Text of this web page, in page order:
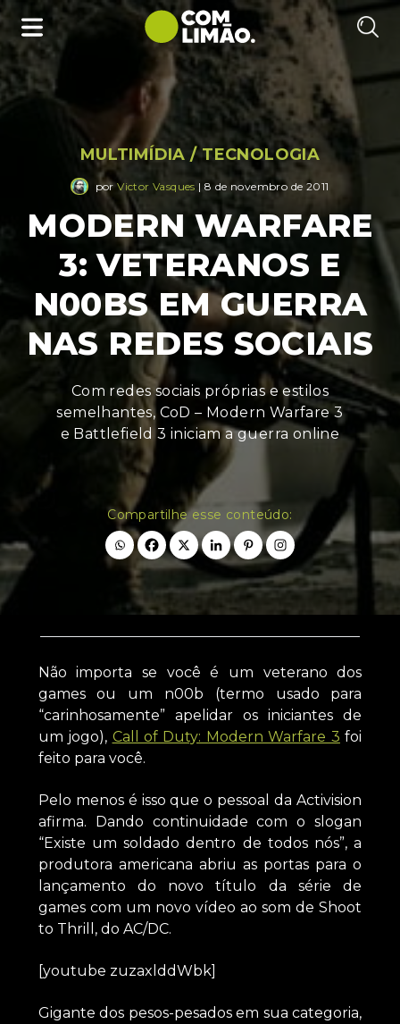
MULTIMÍDIA /TECNOLOGIA
porVictor Vasques | 8 de novembro de 2011
MODERN WARFARE
3: VETERANOS E
N00BS EM GUERRA
NAS REDES SOCIAIS
Com redes sociais próprias e estilos
semelhantes, CoD – Modern Warfare 3
e Battlefield 3 iniciam a guerra online
Compartilhe esse conteúdo:
Não importa se você é um veterano dos
games ou um n00b (termo usado para
“carinhosamente” apelidar os iniciantes de
um jogo), Call of Duty: Modern Warfare 3 foi
feito para você.
Pelo menos é isso que o pessoal da Activision
afirma. Dando continuidade com o slogan
“Existe um soldado dentro de todos nós”, a
produtora americana abriu as portas para o
lançamento do novo título da série de
games com um novo vídeo ao som de Shoot
to Thrill, do AC/DC.
[youtube zuzaxlddWbk]
Gigante dos pesos-pesados em sua categoria,